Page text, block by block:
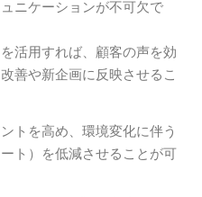
ニケーションが不可欠で
活用すれば、顧客の声を効
善や新企画に反映させるこ
トを高め、環境変化に伴う
ト）を低減させることが可